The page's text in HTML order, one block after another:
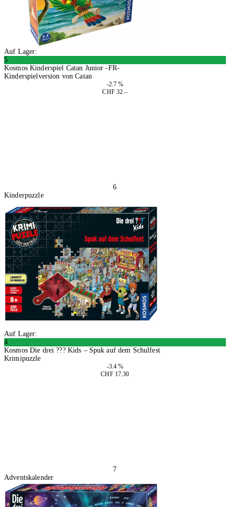
Auf Lager:
5
Kosmos Kinderspiel Catan Junior -FR-
Kinderspielversion von Catan
-2.7 %
CHF 32.–
6
Kinderpuzzle
Auf Lager:
4
Kosmos Die drei ??? Kids – Spuk auf dem Schulfest
Krimipuzzle
-3.4 %
CHF 17.30
7
Adventskalender